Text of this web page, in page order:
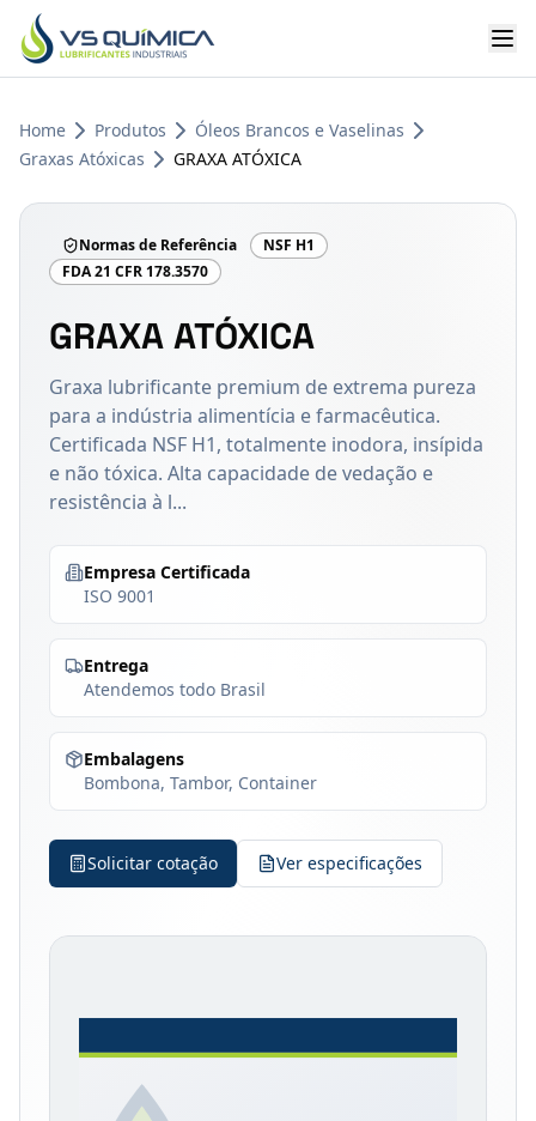
Ir para o conteúdo principal
Home Produtos
Óleos Brancos e Vaselinas
Graxas Atóxicas
GRAXA ATÓXICA
Normas de Referência
NSF H1
FDA 21 CFR 178.3570
GRAXA ATÓXICA
Graxa lubrificante premium de extrema pureza
para a indústria alimentícia e farmacêutica.
Certificada NSF H1, totalmente inodora, insípida
e não tóxica. Alta capacidade de vedação e
resistência à l...
Empresa Certificada
ISO 9001
Entrega
Atendemos todo Brasil
Embalagens
Bombona, Tambor, Container
Solicitar cotação Ver especificações